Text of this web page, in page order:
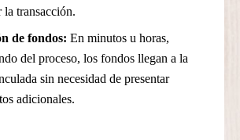
transacción.
de fondos: En minutos u horas,
del proceso, los fondos llegan a la
sin necesidad de presentar
adicionales.